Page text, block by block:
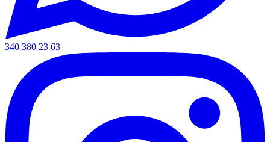
340 380 23 63